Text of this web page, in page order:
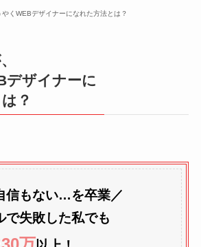
くWEBデザイナーになれた方法とは？
デザイナーに
？
信もない…を卒業／
で失敗した私でも